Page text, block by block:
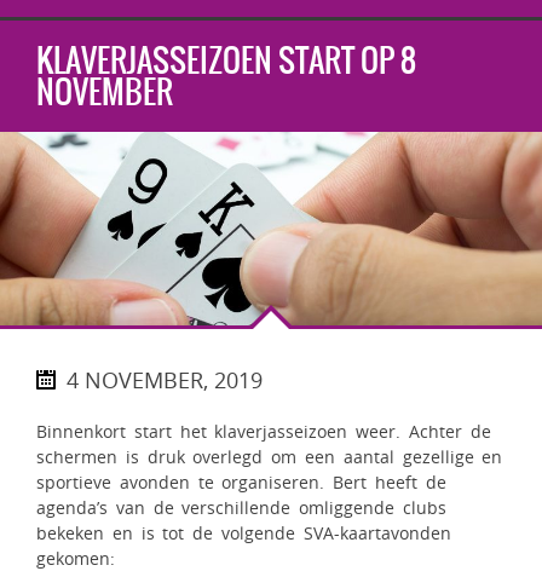
KLAVERJASSEIZOEN START OP 8
NOVEMBER
4 NOVEMBER, 2019
Binnenkort start het klaverjasseizoen weer. Achter de
schermen is druk overlegd om een aantal gezellige en
sportieve avonden te organiseren. Bert heeft de
agenda’s van de verschillende omliggende clubs
bekeken en is tot de volgende SVA-kaartavonden
gekomen: